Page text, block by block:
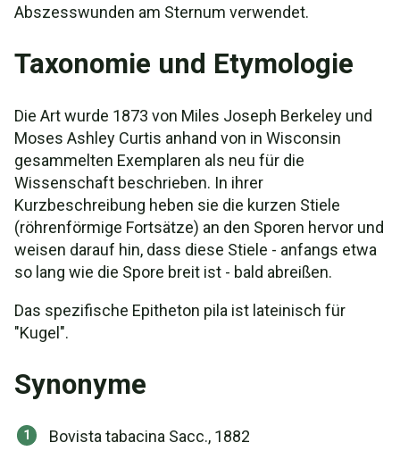
Abszesswunden am Sternum verwendet.
Taxonomie und Etymologie
Die Art wurde 1873 von Miles Joseph Berkeley und
Moses Ashley Curtis anhand von in Wisconsin
gesammelten Exemplaren als neu für die
Wissenschaft beschrieben. In ihrer
Kurzbeschreibung heben sie die kurzen Stiele
(röhrenförmige Fortsätze) an den Sporen hervor und
weisen darauf hin, dass diese Stiele - anfangs etwa
so lang wie die Spore breit ist - bald abreißen.
Das spezifische Epitheton pila ist lateinisch für
"Kugel".
Synonyme
Bovista tabacina Sacc., 1882